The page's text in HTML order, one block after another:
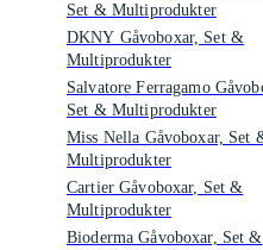
Set & Multiprodukter
DKNY Gåvoboxar, Set &
Multiprodukter
Salvatore Ferragamo
Set & Multiprodukter
Miss Nella Gåvoboxar, Set
Multiprodukter
Cartier Gåvoboxar, Set &
Multiprodukter
Bioderma Gåvoboxar, Set &